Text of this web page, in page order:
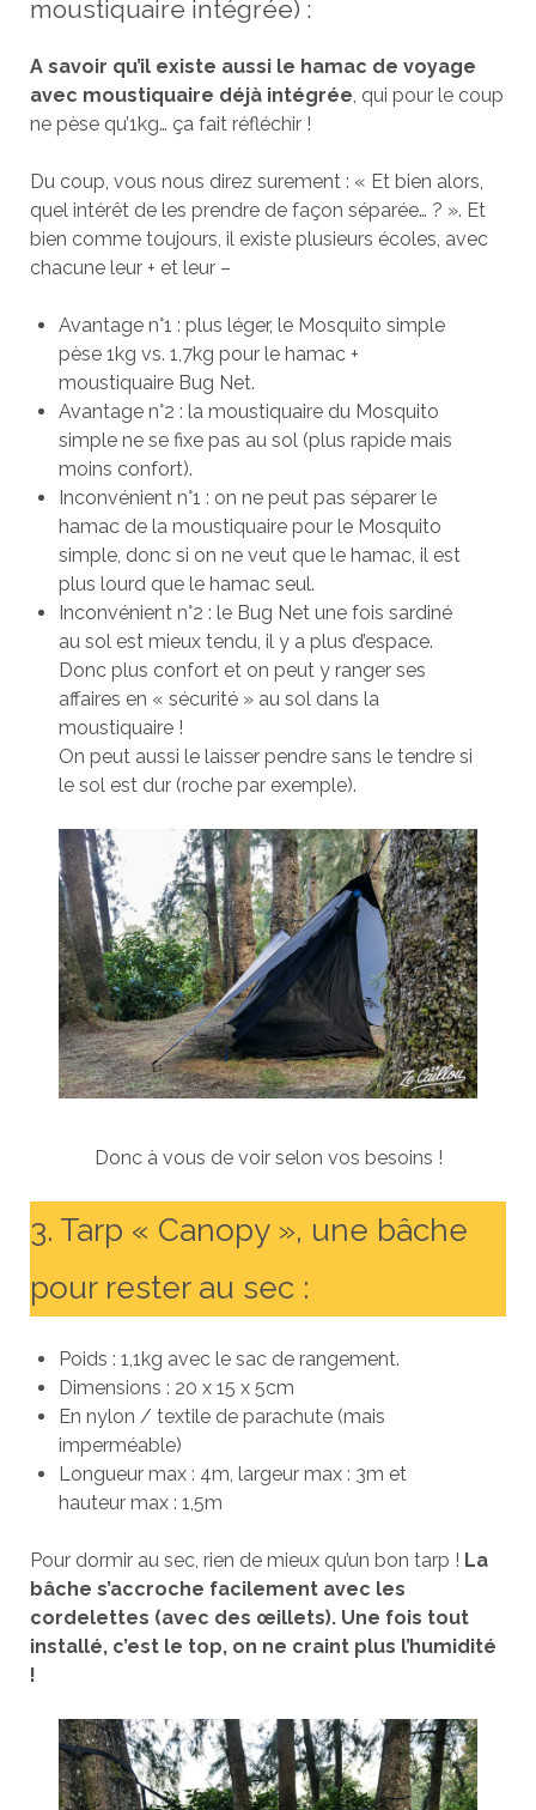
moustiquaire intégrée) :
A savoir qu’il existe aussi le hamac de voyage
avec moustiquaire déjà intégrée, qui pour le coup
ne pèse qu’1kg… ça fait réfléchir !
Du coup, vous nous direz surement : « Et bien alors,
quel intérêt de les prendre de façon séparée… ? ». Et
bien comme toujours, il existe plusieurs écoles, avec
chacune leur + et leur –
Avantage n°1 : plus léger, le Mosquito simple
pèse 1kg vs. 1,7kg pour le hamac +
moustiquaire Bug Net.
Avantage n°2 : la moustiquaire du Mosquito
simple ne se fixe pas au sol (plus rapide mais
moins confort).
Inconvénient n°1 : on ne peut pas séparer le
hamac de la moustiquaire pour le Mosquito
simple, donc si on ne veut que le hamac, il est
plus lourd que le hamac seul.
Inconvénient n°2 : le Bug Net une fois sardiné
au sol est mieux tendu, il y a plus d’espace.
Donc plus confort et on peut y ranger ses
affaires en « sécurité » au sol dans la
moustiquaire !
On peut aussi le laisser pendre sans le tendre si
le sol est dur (roche par exemple).
Donc à vous de voir selon vos besoins !
3. Tarp « Canopy », une bâche
pour rester au sec :
Poids : 1,1kg avec le sac de rangement.
Dimensions : 20 x 15 x 5cm
En nylon / textile de parachute (mais
imperméable)
Longueur max : 4m, largeur max : 3m et
hauteur max : 1,5m
Pour dormir au sec, rien de mieux qu’un bon tarp ! La
bâche s’accroche facilement avec les
cordelettes (avec des œillets). Une fois tout
installé, c’est le top, on ne craint plus l’humidité
!